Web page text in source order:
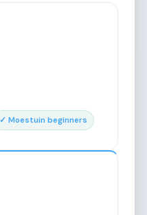
✓ Moestuin beginners